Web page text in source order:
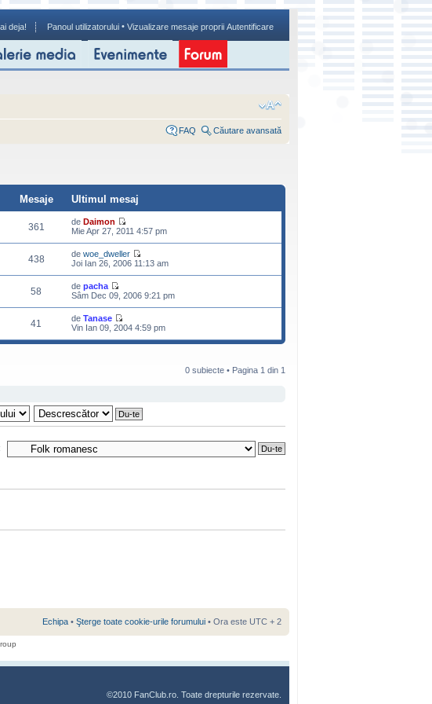
deja! Panoul utilizatorului • Vizualizare mesaje proprii Autentificare
FAQ Căutare avansată
Mesaje
Ultimul mesaj
361 de Daimon
Mie Apr 27, 2011 4:57 pm
438 de woe_dweller
Joi Ian 26, 2006 11:13 am
58 de pacha
Sâm Dec 09, 2006 9:21 pm
41 de Tanase
Vin Ian 09, 2004 4:59 pm
0 subiecte • Pagina 1 din 1
Echipa • Şterge toate cookie-urile forumului • Ora este UTC + 2
©2010 FanClub.ro. Toate drepturile rezervate.